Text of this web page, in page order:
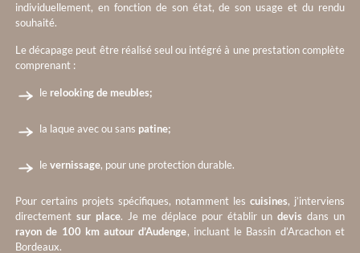
individuellement, en fonction de son état, de son usage et du rendu
souhaité.
Le décapage peut être réalisé seul ou intégré à une prestation complète
comprenant :
le relooking de meubles;
la laque avec ou sans patine;
levernissage, pour une protection durable.
Pour certains projets spécifiques, notamment les cuisines, j’interviens
directement sur place. Je me déplace pour établir undevis dans un
rayon de 100 km autour d’Audenge, incluant le Bassin d’Arcachon et
Bordeaux.